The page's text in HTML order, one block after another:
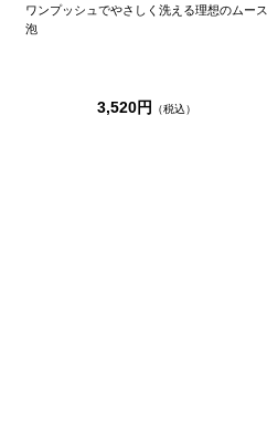
ワンプッシュでやさしく洗える理想のムース
泡
3,520円 （税込）